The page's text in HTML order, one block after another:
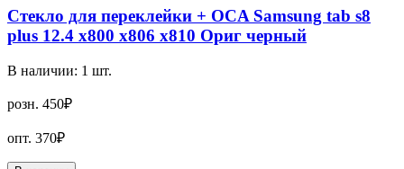
Стекло для переклейки + OCA Samsung tab s8
plus 12.4 x800 x806 x810 Ориг черный
В наличии: 1 шт.
розн. 450₽
опт. 370₽